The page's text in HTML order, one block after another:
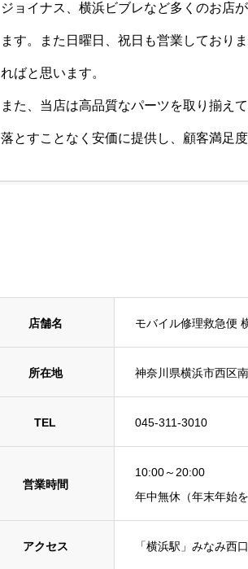
ジョイナス、横浜ビブレなど多くのお店
ます。また日曜日、祝日も営業しており
ればと思います。
また、当店は高品質なパーツを取り揃え
落とすことなく安価に提供し、顧客満足
店舗名 モバイル修理救急便
所在地 神奈川県横浜市西区
TEL 045-311-3010
営業時間
10:00～20:00
年中無休（年末年始を
アクセス 「横浜駅」みなみ西